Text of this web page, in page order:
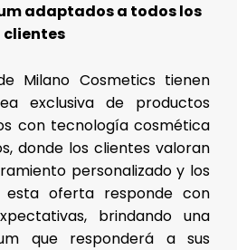
adaptados a todos los
clientes
Milano Cosmetics tienen
exclusiva de productos
con tecnología cosmética
donde los clientes valoran
personalizado y los
esta oferta responde con
brindando una
que responderá a sus